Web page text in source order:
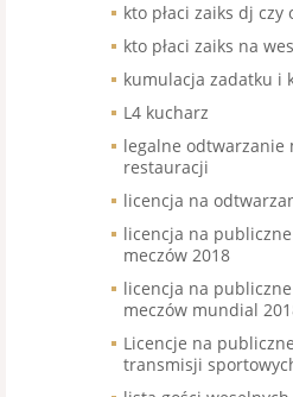
kto płaci zaiks dj
kto płaci zaiks na
kumulacja zadatku i
L4 kucharz
legalne odtwarzanie
restauracji
licencja na
licencja na
meczów 2018
licencja na
meczów mundial
Licencje na
transmisji